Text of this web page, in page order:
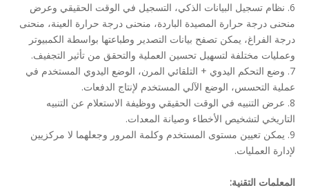
6. نظام تسجيل البيانات الذكي، التسجيل في الوقت الحقيقي وعرض
منحنى درجة حرارة المصيدة الباردة، منحنى درجة حرارة العينة، منحنى
درجة الفراغ، يمكن تصفح بيانات التصدير وطباعتها بواسطة الكمبيوتر
وعمليات مختلفة لتسهيل تحسين العملية والتحقق من تأثير التجفيف.
7. وضع التحكم اليدوي + التلقائي المرن، الوضع اليدوي المستخدم في
عملية التحسس، الوضع الآلي المستخدم لإنتاج الدفعات.
8. عرض التنبيه في الوقت الحقيقي ووظيفة الاستعلام عن التنبيه
التاريخي لتشخيص الأخطاء وصيانة المعدات.
9. يمكن تعيين مستوى المستخدم وكلمة المرور وجعلهما لا مركزيين
لإدارة العمليات.
المعلمات التقنية: